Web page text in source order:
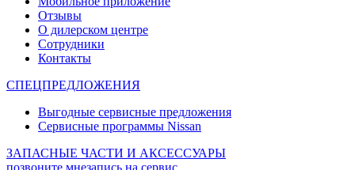
Отзывы
О дилерском центре
Сотрудники
Контакты
СПЕЦПРЕДЛОЖЕНИЯ
Выгодные сервисные предложения
Сервисные программы Nissan
ЗАПАСНЫЕ ЧАСТИ И АКСЕССУАРЫ